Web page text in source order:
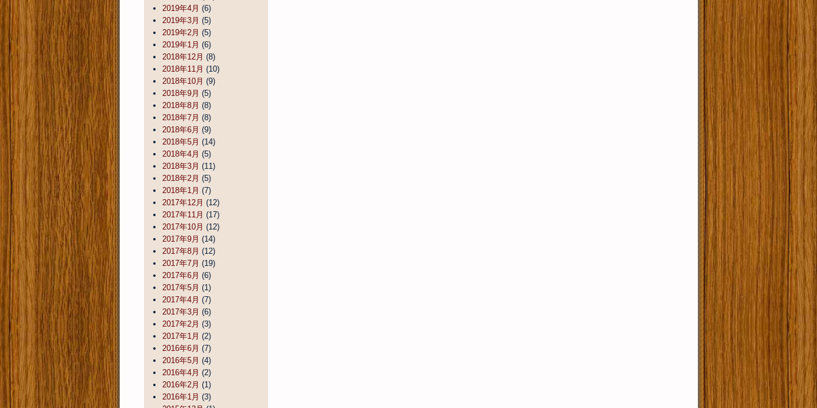
2019年4月 (6)
2019年3月 (5)
2019年2月 (5)
2019年1月 (6)
2018年12月 (8)
2018年11月 (10)
2018年10月 (9)
2018年9月 (5)
2018年8月 (8)
2018年7月 (8)
2018年6月 (9)
2018年5月 (14)
2018年4月 (5)
2018年3月 (11)
2018年2月 (5)
2018年1月 (7)
2017年12月 (12)
2017年11月 (17)
2017年10月 (12)
2017年9月 (14)
2017年8月 (12)
2017年7月 (19)
2017年6月 (6)
2017年5月 (1)
2017年4月 (7)
2017年3月 (6)
2017年2月 (3)
2017年1月 (2)
2016年6月 (7)
2016年5月 (4)
2016年4月 (2)
2016年2月 (1)
2016年1月 (3)